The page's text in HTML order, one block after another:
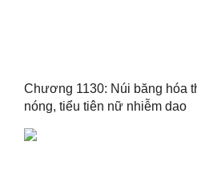
Chương 1130: Núi băng hóa
nóng, tiểu tiên nữ nhiễm dao